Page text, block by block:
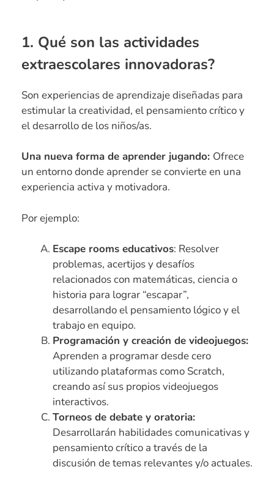
1. Qué son las actividades
extraescolares innovadoras?
Son experiencias de aprendizaje diseñadas para
estimular la creatividad, el pensamiento crítico y
el desarrollo de los niños/as.
Una nueva forma de aprender jugando: Ofrece
un entorno donde aprender se convierte en una
experiencia activa y motivadora.
Por ejemplo:
Escape rooms educativos: Resolver
problemas, acertijos y desafíos
relacionados con matemáticas, ciencia o
historia para lograr “escapar”,
desarrollando el pensamiento lógico y el
trabajo en equipo.
Programación y creación de videojuegos:
Aprenden a programar desde cero
utilizando plataformas como Scratch,
creando así sus propios videojuegos
interactivos.
Torneos de debate y oratoria:
Desarrollarán habilidades comunicativas y
pensamiento crítico a través de la
discusión de temas relevantes y/o actuales.